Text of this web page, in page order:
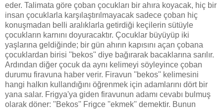
eder. Talimata göre çoban çocukları bir ahıra koyacak, hiç bir
insan çocuklarla karşılaştırılmayacak sadece çoban hiç
konuşmadan belli aralıklarla getirdiği keçilerin sütüyle
çocukların karnını doyuracaktır. Çocuklar büyüyüp iki
yaşlarına geldiğinde; bir gün ahırın kapısını açan çobana
çocuklardan birisi ''bekos'' diye bağırarak bacaklarına sarılır.
Ardından diğer çocuk da aynı kelimeyi söyleyince çoban
durumu firavuna haber verir. Firavun ''bekos'' kelimesini
hangi halkın kullandığını öğrenmek için adamlarını dört bir
yana salar. Frigya'ya giden firavunun adamı cevabı bulmuş
olarak döner: ''Bekos'' Frigce ''ekmek'' demektir. Bunun